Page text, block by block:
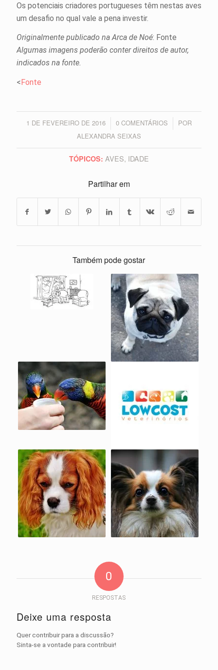
Os potenciais criadores portugueses têm nestas aves
um desafio no qual vale a pena investir.
Originalmente publicado na Arca de Noé: Fonte
Algumas imagens poderão conter direitos de autor,
indicados na fonte.
<Fonte
1 DE FEVEREIRO DE 2016
/ 0 COMENTÁRIOS
/
POR
ALEXANDRA SEIXAS
TÓPICOS: AVES, IDADE
Partilhar em
Também pode gostar
0
RESPOSTAS
Deixe uma resposta
Quer contribuir para a discussão?
Sinta-se a vontade para contribuir!